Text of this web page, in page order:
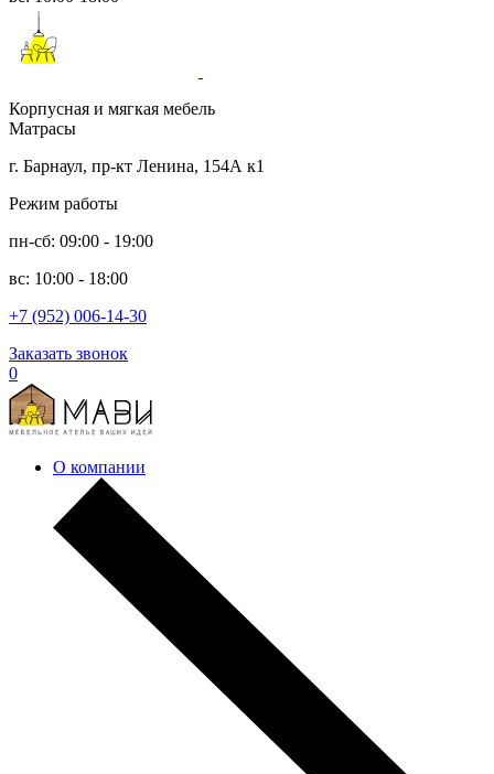
Корпусная и мягкая мебель
Матрасы
г. Барнаул, пр-кт Ленина, 154А к1
Режим работы
пн-сб: 09:00 - 19:00
вс: 10:00 - 18:00
+7 (952) 006-14-30
Заказать звонок
0
О компании